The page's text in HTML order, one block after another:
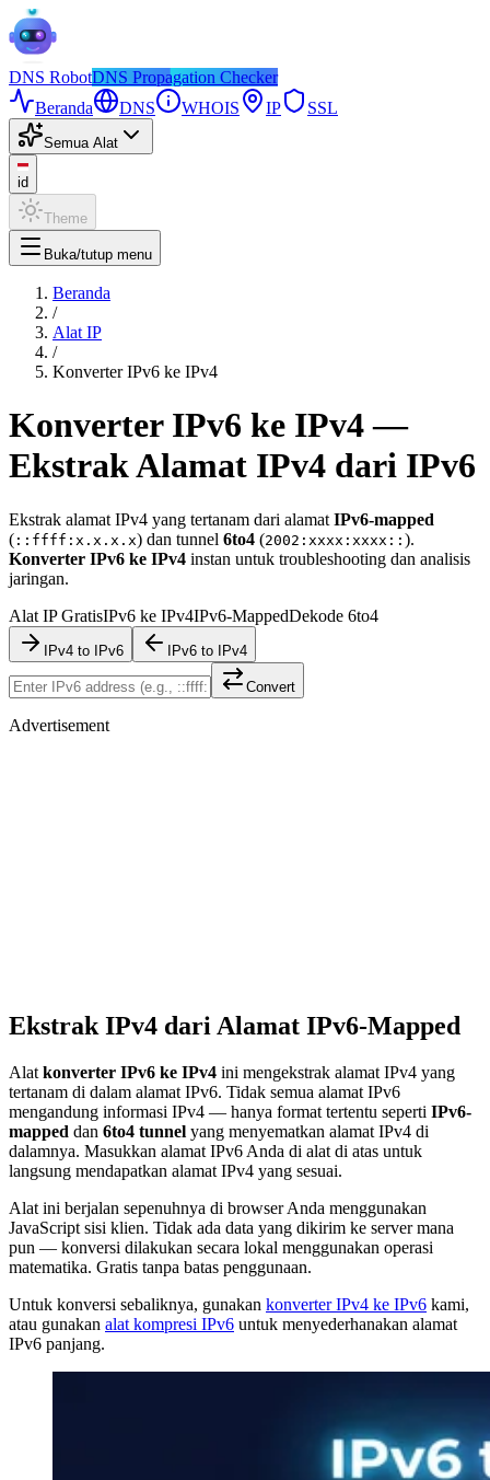
DNS RobotDNS Propagation Checker
Beranda
DNS WHOIS IP SSL
Semua Alat
id
Theme
Buka/tutup menu
Beranda
/
Alat IP
/
Konverter IPv6 ke IPv4
Konverter IPv6 ke IPv4 —
Ekstrak Alamat IPv4 dari IPv6
Ekstrak alamat IPv4 yang tertanam dari alamat IPv6-mapped
( ::ffff:x.x.x.x) dan tunnel 6to4 (2002:xxxx:xxxx:: ).
Konverter IPv6 ke IPv4 instan untuk troubleshooting dan analisis
jaringan.
Alat IP GratisIPv6 ke IPv4IPv6-MappedDekode 6to4
IPv4 to IPv6 IPv6 to IPv4
Convert
Advertisement
Ekstrak IPv4 dari Alamat IPv6-Mapped
Alat konverter IPv6 ke IPv4 ini mengekstrak alamat IPv4 yang
tertanam di dalam alamat IPv6. Tidak semua alamat IPv6
mengandung informasi IPv4 — hanya format tertentu seperti IPv6-
mapped dan 6to4 tunnel yang menyematkan alamat IPv4 di
dalamnya. Masukkan alamat IPv6 Anda di alat di atas untuk
langsung mendapatkan alamat IPv4 yang sesuai.
Alat ini berjalan sepenuhnya di browser Anda menggunakan
JavaScript sisi klien. Tidak ada data yang dikirim ke server mana
pun — konversi dilakukan secara lokal menggunakan operasi
matematika. Gratis tanpa batas penggunaan.
Untuk konversi sebaliknya, gunakan konverter IPv4 ke IPv6 kami,
atau gunakan alat kompresi IPv6 untuk menyederhanakan alamat
IPv6 panjang.